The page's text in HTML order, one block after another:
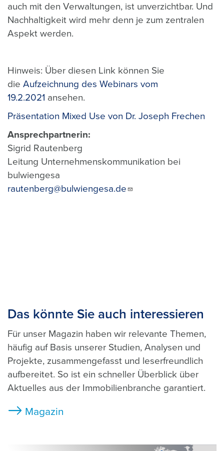
auch mit den Verwaltungen, ist unverzichtbar. Und
Nachhaltigkeit wird mehr denn je zum zentralen
Aspekt werden.
Hinweis: Über diesen Link können Sie
die Aufzeichnung des Webinars vom
19.2.2021 ansehen.
Präsentation Mixed Use von Dr. Joseph Frechen
Ansprechpartnerin:
Sigrid Rautenberg
Leitung Unternehmenskommunikation bei
bulwiengesa
rautenberg@bulwiengesa.de
Das könnte Sie auch interessieren
Für unser Magazin haben wir relevante Themen,
häufig auf Basis unserer Studien, Analysen und
Projekte, zusammengefasst und leserfreundlich
aufbereitet. So ist ein schneller Überblick über
Aktuelles aus der Immobilienbranche garantiert.
Magazin